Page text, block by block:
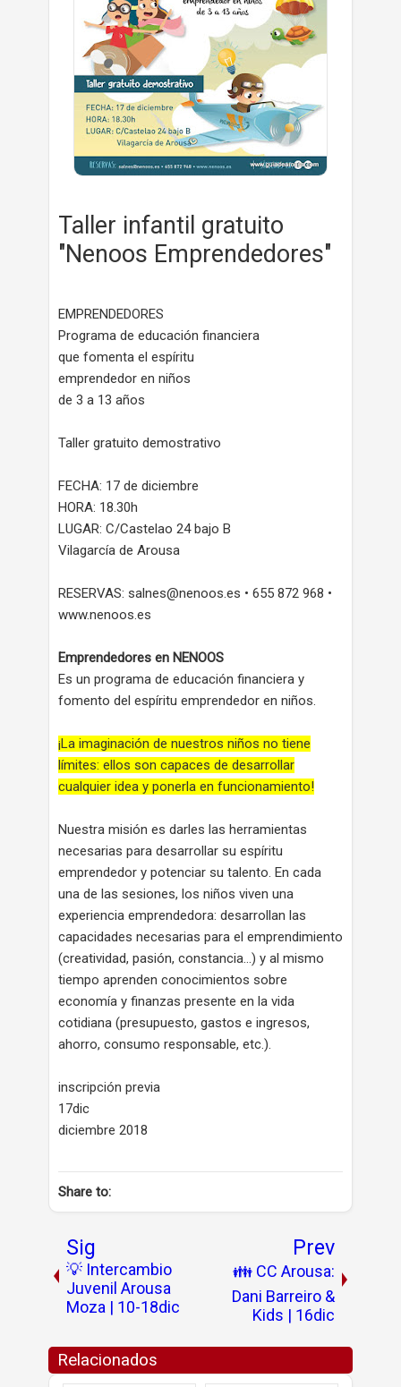
Taller infantil gratuito
"Nenoos Emprendedores"
EMPRENDEDORES
Programa de educación financiera
que fomenta el espíritu
emprendedor en niños
de 3 a 13 años
Taller gratuito demostrativo
FECHA: 17 de diciembre
HORA: 18.30h
LUGAR: C/Castelao 24 bajo B
Vilagarcía de Arousa
RESERVAS: salnes@nenoos.es • 655 872 968 •
www.nenoos.es
Emprendedores en NENOOS
Es un programa de educación financiera y
fomento del espíritu emprendedor en niños.
¡La imaginación de nuestros niños no tiene
límites: ellos son capaces de desarrollar
cualquier idea y ponerla en funcionamiento!
Nuestra misión es darles las herramientas
necesarias para desarrollar su espíritu
emprendedor y potenciar su talento. En cada
una de las sesiones, los niños viven una
experiencia emprendedora: desarrollan las
capacidades necesarias para el emprendimiento
(creatividad, pasión, constancia…) y al mismo
tiempo aprenden conocimientos sobre
economía y finanzas presente en la vida
cotidiana (presupuesto, gastos e ingresos,
ahorro, consumo responsable, etc.).
inscripción previa
17dic
diciembre 2018
Share to:
Sig
💡 Intercambio
Juvenil Arousa
Moza | 10-18dic
Prev
👪 CC Arousa:
Dani Barreiro &
Kids | 16dic
Relacionados